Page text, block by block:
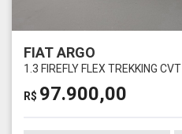
FIAT ARGO
1.3 FIREFLY FLEX TREKKING CVT
R$ 97.900,00